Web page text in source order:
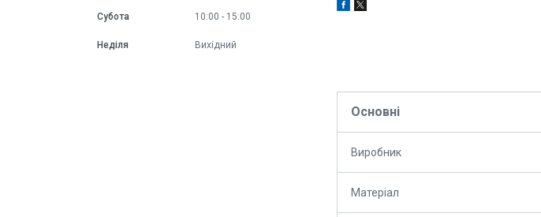
Основні
Виробник
Матеріал
Субота 10:00 15:00
Неділя Вихідний